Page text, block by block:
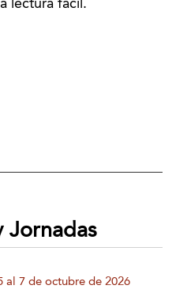
lectura fácil.
Jornadas
al 7 de octubre de 2026